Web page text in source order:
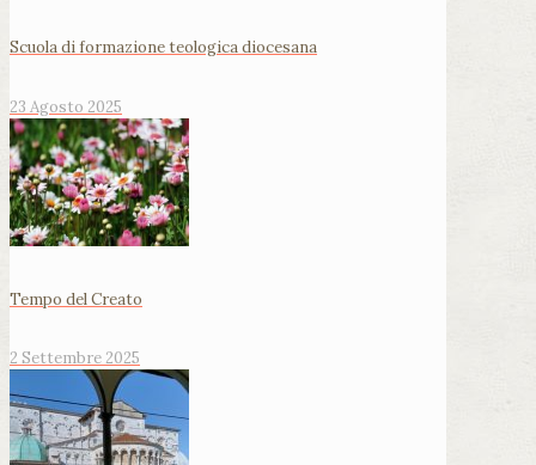
Scuola di formazione teologica diocesana
23 Agosto 2025
Tempo del Creato
2 Settembre 2025